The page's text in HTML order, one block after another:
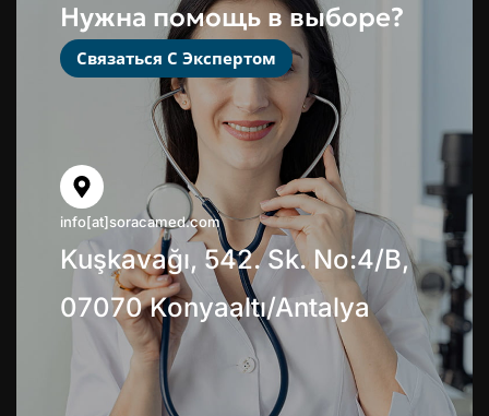
Нужна помощь в выборе?
Связаться С Экспертом
info[at]soracamed.com
Kuşkavağı, 542. Sk. No:4/B,
07070 Konyaaltı/Antalya